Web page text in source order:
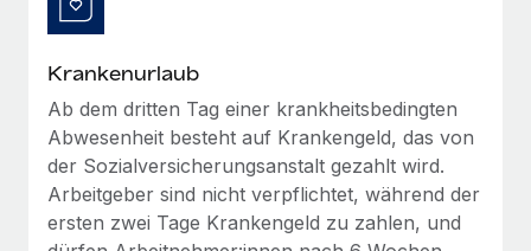
aller Größen dabei unterstützen, die beste...
Wie Phiture 55 Mitarbeiter:innen in 19 Ländern
mit Remote verwaltet
Phiture ist der unumstrittene Marktführer im Bereich der
Wachstumsberatung für mobile Apps. Das...
Krankenurlaub
Ab dem dritten Tag einer krankheitsbedingten
Abwesenheit besteht auf Krankengeld, das von
der Sozialversicherungsanstalt gezahlt wird.
Arbeitgeber sind nicht verpflichtet, während der
ersten zwei Tage Krankengeld zu zahlen, und